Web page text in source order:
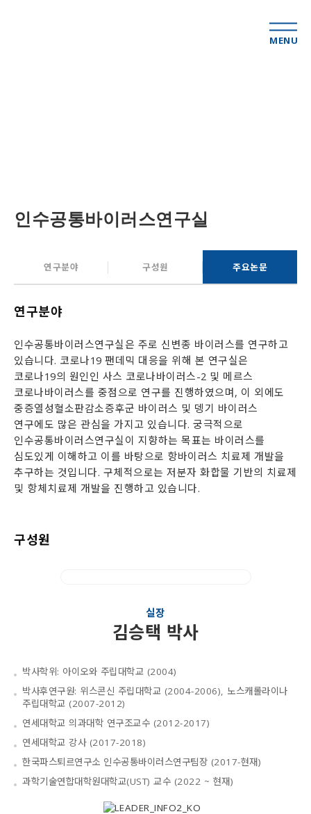
MENU
인수공통바이러스연구실
연구분야 구성원 주요논문
연구분야
인수공통바이러스연구실은 주로 신변종 바이러스를 연구하고
있습니다. 코로나19 팬데믹 대응을 위해 본 연구실은
코로나19의 원인인 사스 코로나바이러스-2 및 메르스
코로나바이러스를 중점으로 연구를 진행하였으며, 이 외에도
중증열성혈소판감소증후군 바이러스 및 뎅기 바이러스
연구에도 많은 관심을 가지고 있습니다. 궁극적으로
인수공통바이러스연구실이 지향하는 목표는 바이러스를
심도있게 이해하고 이를 바탕으로 항바이러스 치료제 개발을
추구하는 것입니다. 구체적으로는 저분자 화합물 기반의 치료제
및 항체치료제 개발을 진행하고 있습니다.
구성원
실장
김승택 박사
박사학위: 아이오와 주립대학교 (2004)
박사후연구원: 위스콘신 주립대학교 (2004-2006), 노스캐롤라이나
주립대학교 (2007-2012)
연세대학교 의과대학 연구조교수 (2012-2017)
연세대학교 강사 (2017-2018)
한국파스퇴르연구소 인수공통바이러스연구팀장 (2017-현재)
과학기술연합대학원대학교(UST) 교수 (2022 ~ 현재)